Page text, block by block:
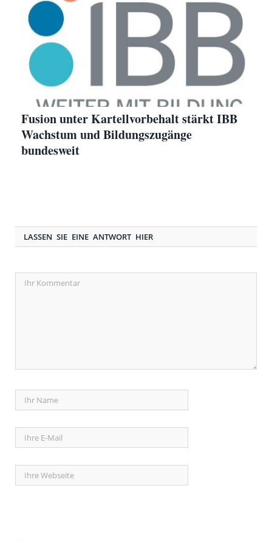
Fusion unter Kartellvorbehalt stärkt IBB
Wachstum und Bildungszugänge
bundesweit
LASSEN SIE EINE ANTWORT HIER